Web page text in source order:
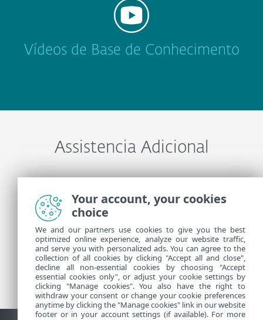
Vídeos de Base de Conhecimento
Assistencia Adicional
Entre em contato com o Suporte técnico ESET
Mais informações
Notícias do Suporte
Alertas de clientes
Your account, your cookies
choice
We and our partners use cookies to give you the best
optimized online experience, analyze our website traffic,
and serve you with personalized ads. You can agree to the
collection of all cookies by clicking "Accept all and close",
decline all non-essential cookies by choosing "Accept
essential cookies only", or adjust your cookie settings by
clicking "Manage cookies". You also have the right to
withdraw your consent or change your cookie preferences
anytime by clicking the "Manage cookies" link in our website
footer or in your account settings (if available). For more